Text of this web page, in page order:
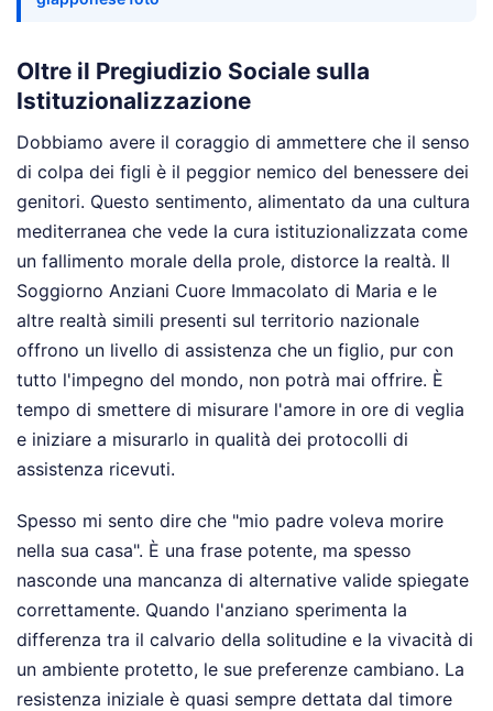
Oltre il Pregiudizio Sociale sulla
Istituzionalizzazione
Dobbiamo avere il coraggio di ammettere che il senso
di colpa dei figli è il peggior nemico del benessere dei
genitori. Questo sentimento, alimentato da una cultura
mediterranea che vede la cura istituzionalizzata come
un fallimento morale della prole, distorce la realtà. Il
Soggiorno Anziani Cuore Immacolato di Maria e le
altre realtà simili presenti sul territorio nazionale
offrono un livello di assistenza che un figlio, pur con
tutto l'impegno del mondo, non potrà mai offrire. È
tempo di smettere di misurare l'amore in ore di veglia
e iniziare a misurarlo in qualità dei protocolli di
assistenza ricevuti.
Spesso mi sento dire che "mio padre voleva morire
nella sua casa". È una frase potente, ma spesso
nasconde una mancanza di alternative valide spiegate
correttamente. Quando l'anziano sperimenta la
differenza tra il calvario della solitudine e la vivacità di
un ambiente protetto, le sue preferenze cambiano. La
resistenza iniziale è quasi sempre dettata dal timore